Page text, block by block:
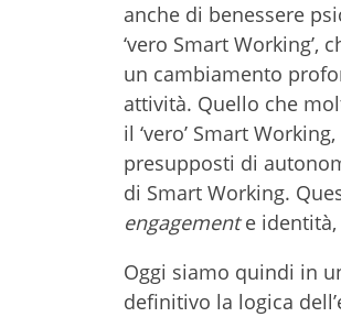
anche di benessere
‘vero Smart
un cambiamento
attività. Quello che
il ‘vero’ Smart
presupposti di
di Smart Working.
engagemente
Oggi siamo quindi in
definitivo la logica